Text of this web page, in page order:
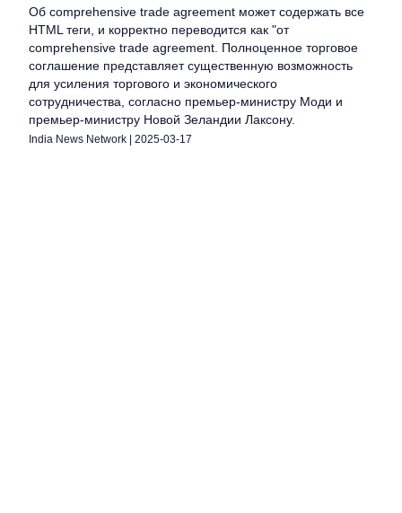
Об comprehensive trade agreement может содержать все
HTML теги, и корректно переводится как "от
comprehensive trade agreement. Полноценное торговое
соглашение представляет существенную возможность
для усиления торгового и экономического
сотрудничества, согласно премьер-министру Моди и
премьер-министру Новой Зеландии Лаксону.
India News Network | 2025-03-17